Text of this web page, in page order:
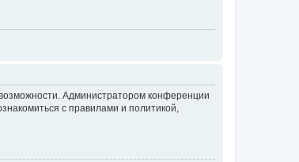
Администратором конференции
с правилами и политикой,